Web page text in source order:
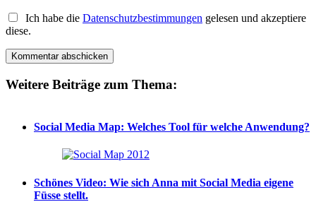
Ich habe die Datenschutzbestimmungen gelesen und akzeptiere
diese.
Weitere Beiträge zum Thema:
Social Media Map: Welches Tool für welche Anwendung?
Schönes Video: Wie sich Anna mit Social Media eigene
Füsse stellt.